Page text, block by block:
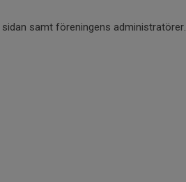
samt föreningens administratörer.